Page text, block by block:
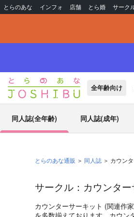
とらのあな インフォ 店舗 とら婚 サーク
全年齢向け
同人誌(全年齢) 同人誌(成年)
とらのあな通販 同人誌 カウン
サークル：カウンタ
カウンターサーキット (関連作家
を多数揃えております。カウン